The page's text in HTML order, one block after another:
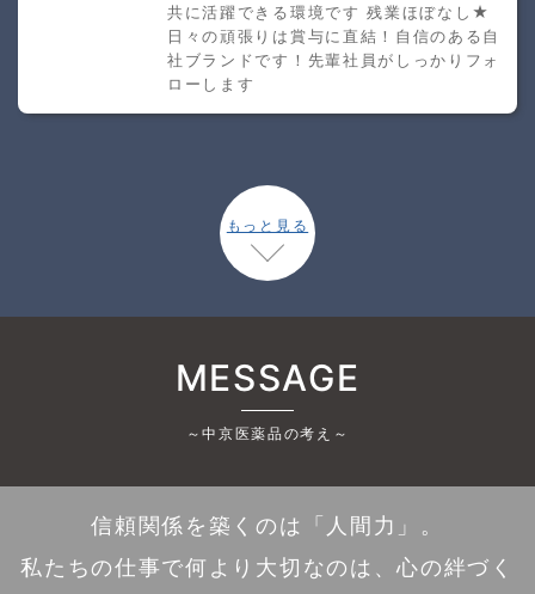
共に活躍できる環境です 残業ほぼなし★
日々の頑張りは賞与に直結！自信のある自
社ブランドです！先輩社員がしっかりフォ
ローします
もっと見る
MESSAGE
～中京医薬品の考え～
信頼関係を築くのは「人間力」。
私たちの仕事で何より大切なのは、心の絆づく